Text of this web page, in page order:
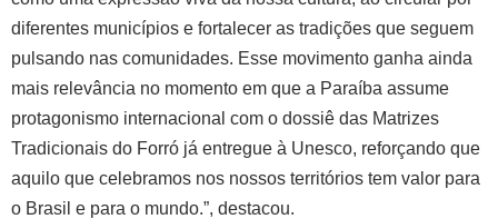
diferentes municípios e fortalecer as tradições que seguem
pulsando nas comunidades. Esse movimento ganha ainda
mais relevância no momento em que a Paraíba assume
protagonismo internacional com o dossiê das Matrizes
Tradicionais do Forró já entregue à Unesco, reforçando que
aquilo que celebramos nos nossos territórios tem valor para
o Brasil e para o mundo.”, destacou.